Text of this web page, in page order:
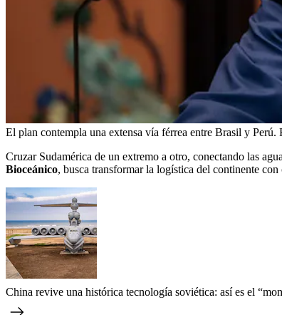
El plan contempla una extensa vía férrea entre Brasil y Perú.
Cruzar Sudamérica de un extremo a otro, conectando las
Bioceánico, busca transformar la logística del continente
China revive una histórica tecnología soviética: así es el